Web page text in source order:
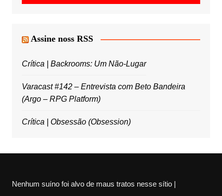
Assine noss RSS
Crítica | Backrooms: Um Não-Lugar
Varacast #142 – Entrevista com Beto Bandeira
(Argo – RPG Platform)
Crítica | Obsessão (Obsession)
Nenhum suíno foi alvo de maus tratos nesse sítio |